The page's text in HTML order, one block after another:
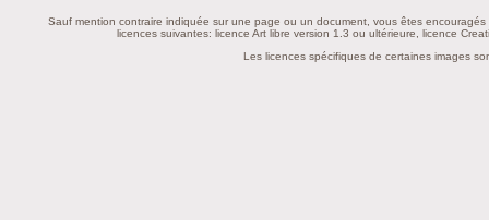
Sauf mention contraire indiquée sur une page ou un document, vous êtes
licences suivantes: licence Art libre version 1.3 ou ultérieure
licence
Les licences spécifiques de certaines images